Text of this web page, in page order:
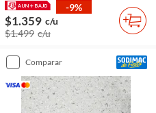
-9%
$1.359 c/u
$1.499 c/u
comparar